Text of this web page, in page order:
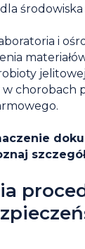
i
w chorobach